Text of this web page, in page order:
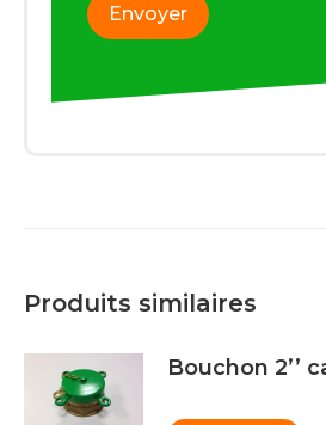
Produits similaires
Bouchon 2’’